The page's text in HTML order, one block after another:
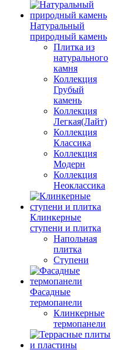
Натуральный
природный камень
Плитка из
натурального
камня
Коллекция
Грубый
камень
Коллекция
Легкая(Лайт)
Коллекция
Классика
Коллекция
Модерн
Коллекция
Неоклассика
Клинкерные
ступени и плитка
Напольная
плитка
Ступени
Фасадные
термопанели
Клинкерные
термопанели